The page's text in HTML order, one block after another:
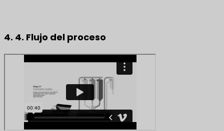
4. 4. Flujo del proceso